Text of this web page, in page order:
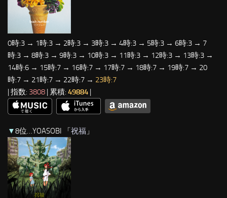
0時:3 → 1時:3 → 2時:3 → 3時:3 → 4時:3 → 5時:3 → 6時:3 → 7
時:3 → 8時:3 → 9時:3 → 10時:3 → 11時:3 → 12時:3 → 13時:3 →
14時:6 → 15時:7 → 16時:7 → 17時:7 → 18時:7 → 19時:7 → 20
時:7 → 21時:7 → 22時:7 → 23時:7
| 指数: 3808 | 累積: 49884
▼8位…YOASOBI 「祝福 」